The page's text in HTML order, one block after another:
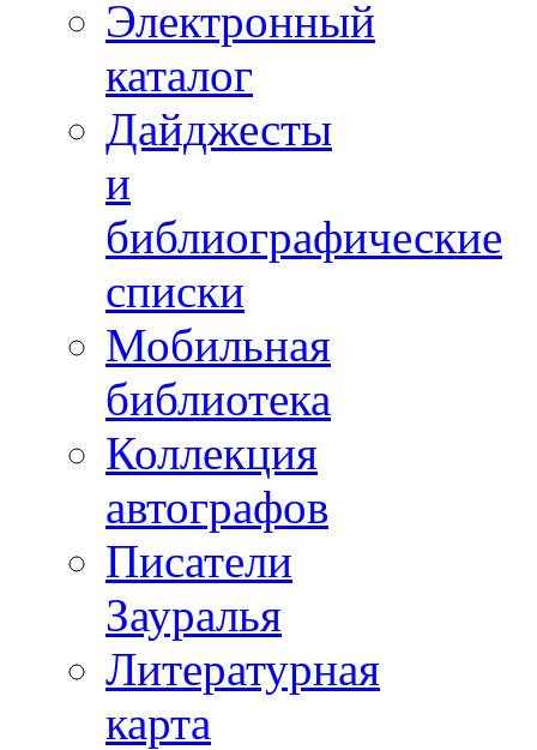
Электронный
каталог
Дайджесты
и
библиографические
списки
Мобильная
библиотека
Коллекция
автографов
Писатели
Зауралья
Литературная
карта